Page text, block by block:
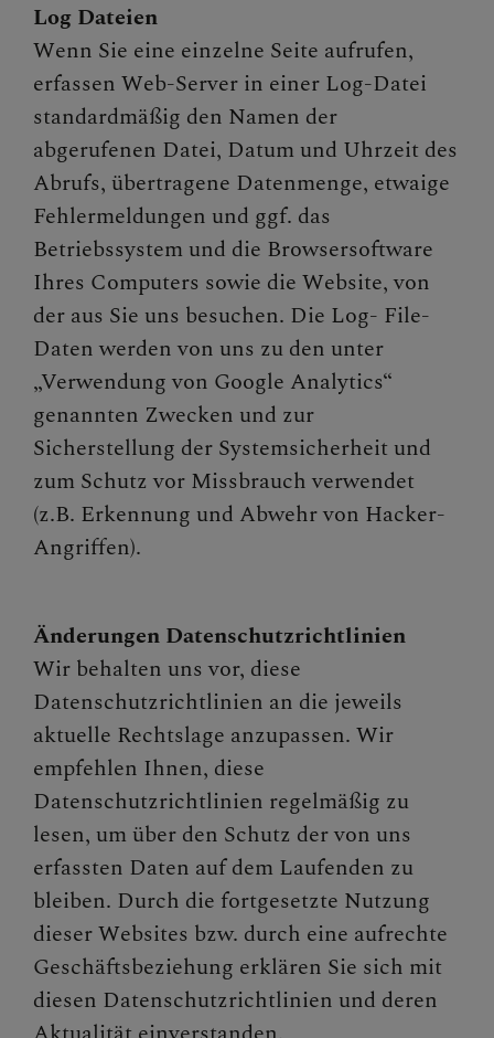
Log Dateien
Wenn Sie eine einzelne Seite aufrufen,
erfassen Web-Server in einer Log-Datei
standardmäßig den Namen der
abgerufenen Datei, Datum und Uhrzeit des
Abrufs, übertragene Datenmenge, etwaige
Fehlermeldungen und ggf. das
Betriebssystem und die Browsersoftware
Ihres Computers sowie die Website, von
der aus Sie uns besuchen. Die Log- File-
Daten werden von uns zu den unter
„Verwendung von Google Analytics“
genannten Zwecken und zur
Sicherstellung der Systemsicherheit und
zum Schutz vor Missbrauch verwendet
(z.B. Erkennung und Abwehr von Hacker-
Angriffen).
Änderungen Datenschutzrichtlinien
Wir behalten uns vor, diese
Datenschutzrichtlinien an die jeweils
aktuelle Rechtslage anzupassen. Wir
empfehlen Ihnen, diese
Datenschutzrichtlinien regelmäßig zu
lesen, um über den Schutz der von uns
erfassten Daten auf dem Laufenden zu
bleiben. Durch die fortgesetzte Nutzung
dieser Websites bzw. durch eine aufrechte
Geschäftsbeziehung erklären Sie sich mit
diesen Datenschutzrichtlinien und deren